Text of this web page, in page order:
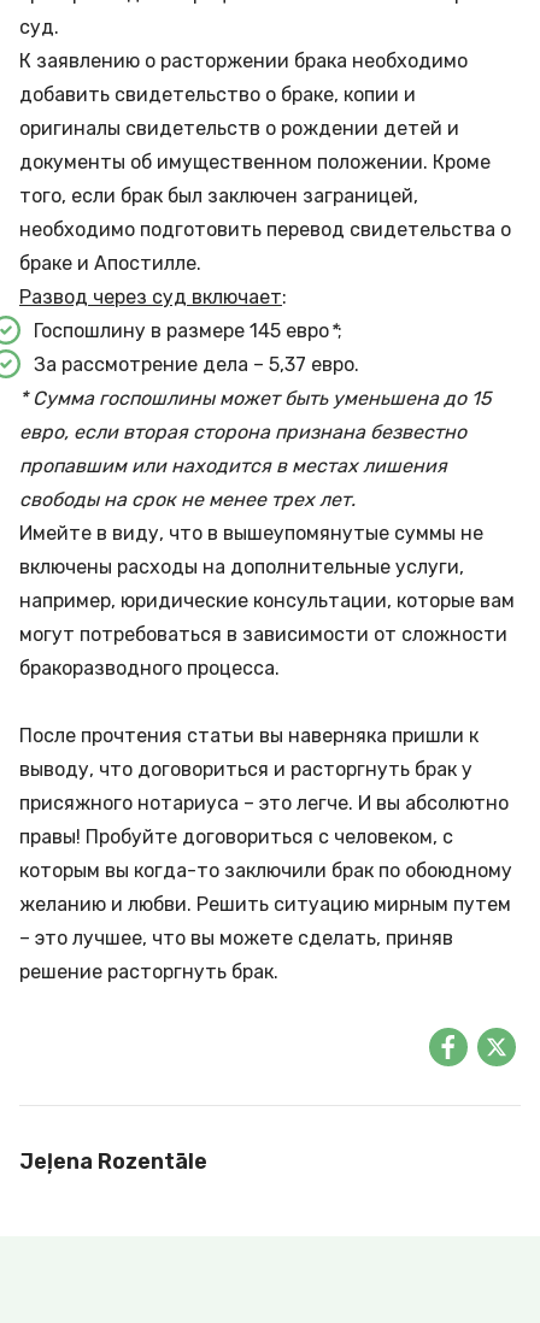
суд.
К заявлению о расторжении брака необходимо
добавить свидетельство о браке, копии и
оригиналы свидетельств о рождении детей и
документы об имущественном положении. Кроме
того, если брак был заключен заграницей,
необходимо подготовить перевод свидетельства о
браке и Апостилле.
Развод через суд включает:
Госпошлину в размере 145 евро*;
За рассмотрение дела – 5,37 евро.
* Сумма госпошлины может быть уменьшена до 15
евро, если вторая сторона признана безвестно
пропавшим или находится в местах лишения
свободы на срок не менее трех лет.
Имейте в виду, что в вышеупомянутые суммы не
включены расходы на дополнительные услуги,
например, юридические консультации, которые вам
могут потребоваться в зависимости от сложности
бракоразводного процесса.
После прочтения статьи вы наверняка пришли к
выводу, что договориться и расторгнуть брак у
присяжного нотариуса – это легче. И вы абсолютно
правы! Пробуйте договориться с человеком, с
которым вы когда-то заключили брак по обоюдному
желанию и любви. Решить ситуацию мирным путем
– это лучшее, что вы можете сделать, приняв
решение расторгнуть брак.
Jeļena Rozentāle